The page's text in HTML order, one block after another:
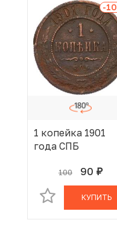
-10
1 копейка 1901
года СПБ
100 90 руб.
В КОРЗИНЕ
КУПИТЬ